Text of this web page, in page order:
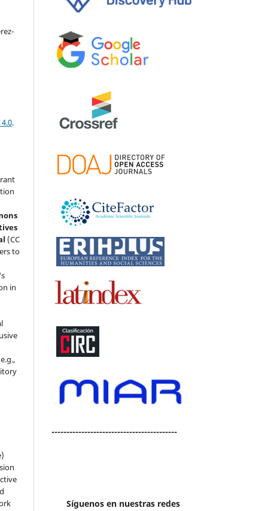
.
(CC
to
in
------------------------------------------
Síguenos en nuestras redes